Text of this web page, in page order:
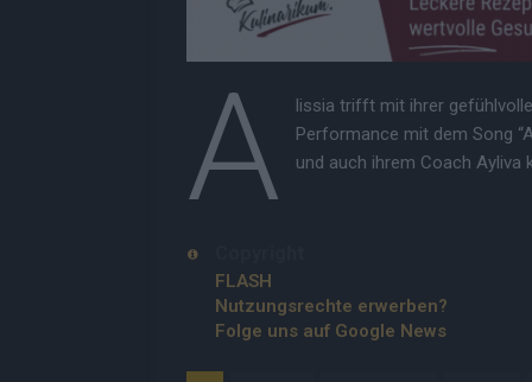
A
lissia trifft mit ihrer
Performance mit dem Song
und auch ihrem Coach Ayliva
FLASH
Nutzungsrechte erwerben?
Folge uns auf Google News